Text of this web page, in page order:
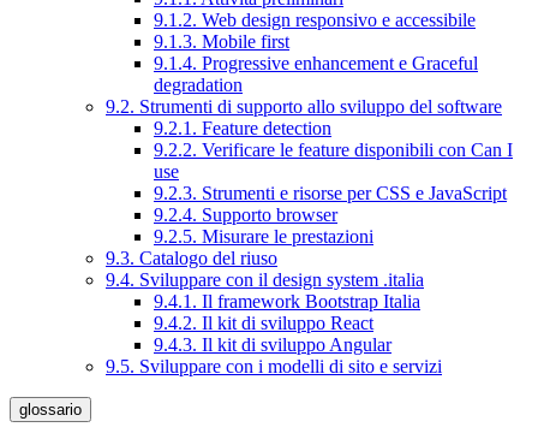
9.1.2. Web design responsivo e accessibile
9.1.3. Mobile first
9.1.4. Progressive enhancement e Graceful
degradation
9.2. Strumenti di supporto allo sviluppo del software
9.2.1. Feature detection
9.2.2. Verificare le feature disponibili con Can I
use
9.2.3. Strumenti e risorse per CSS e JavaScript
9.2.4. Supporto browser
9.2.5. Misurare le prestazioni
9.3. Catalogo del riuso
9.4. Sviluppare con il design system .italia
9.4.1. Il framework Bootstrap Italia
9.4.2. Il kit di sviluppo React
9.4.3. Il kit di sviluppo Angular
9.5. Sviluppare con i modelli di sito e servizi
glossario